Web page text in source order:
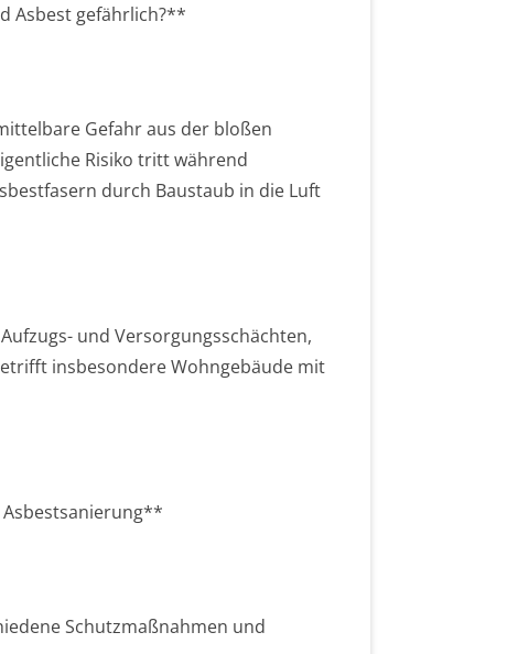
Asbest gefährlich?**
Gefahr aus der bloßen
Risiko tritt während
durch Baustaub in die Luft
und Versorgungsschächten,
insbesondere Wohngebäude mit
Schutzmaßnahmen und